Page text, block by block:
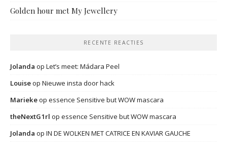
Golden hour met My Jewellery
RECENTE REACTIES
Jolanda op Let’s meet: Mádara Peel
Louiseop Nieuwe insta door hack
Mariekeop essence Sensitive but WOW mascara
theNextG1rl op essence Sensitive but WOW mascara
Jolanda op IN DE WOLKEN MET CATRICE EN KAVIAR GAUCHE